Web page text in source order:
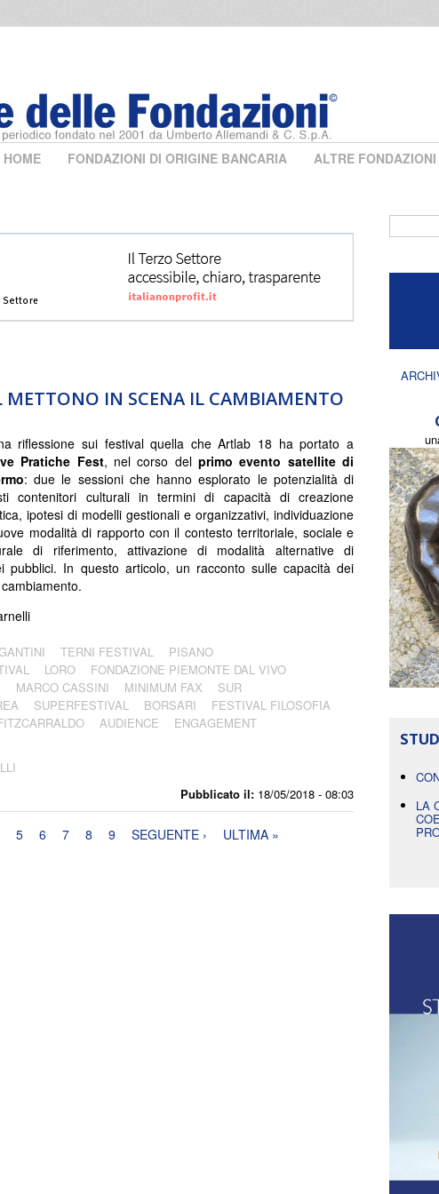
HOME FONDAZIONI DI ORIGINE BANCARIA ALTRE FONDAZIONI
METTONO IN SCENA IL CAMBIAMENTO
Pubblicato il: 18/05/2018 - 08:03
riflessione sui festival quella che Artlab 18 ha portato a
Pratiche Fest, nel corso delprimo evento satellite di
: due le sessioni che hanno esplorato le potenzialità di
contenitori culturali in termini di capacità di creazione
ipotesi di modelli gestionali e organizzativi, individuazione
modalità di rapporto con il contesto territoriale, sociale e
di riferimento, attivazione di modalità alternative di
pubblici. In questo articolo, un racconto sulle capacità dei
TERNI FESTIVAL
PISANO
LORO
FONDAZIONE PIEMONTE DAL VIVO
MARCO CASSINI MINIMUM FAX
SUR
SUPERFESTIVAL BORSARI
FESTIVAL FILOSOFIA
AUDIENCE
ENGAGEMENT
5 6 7 8 9 SEGUENTE › ULTIMA »
LA